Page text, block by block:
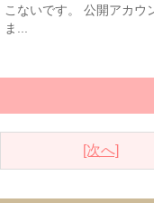
こないです。 公開アカウ
ま...
[次へ]